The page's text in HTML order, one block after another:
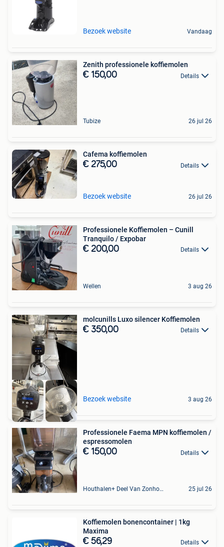
Bezoek website Vandaag
Zenith professionele koffiemolen
€ 150,00 Details
Tubize 26 jul 26
Cafema koffiemolen
€ 275,00 Details
Bezoek website 26 jul 26
Professionele Koffiemolen – Cunill
Tranquilo / Expobar
€ 200,00 Details
Wellen 3 aug 26
molcunills Luxo silencer Koffiemolen
€ 350,00 Details
Bezoek website 3 aug 26
Professionele Faema MPN koffiemolen /
espressomolen
€ 150,00 Details
Houthalen+ Deel Van Zonhoven En Zolder 25 jul 26
Koffiemolen bonencontainer | 1kg
Maxima
€ 56,29 Details